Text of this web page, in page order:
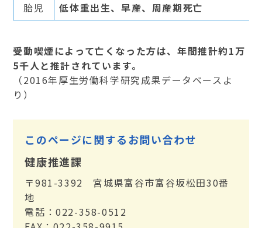
胎児
低体重出生、早産、周産期死亡
受動喫煙によって亡くなった方は、年間推計約1万
5千人と推計されています。
（2016年厚生労働科学研究成果データベースよ
り）
このページに関するお問い合わせ
健康推進課
〒981-3392 宮城県富谷市富谷坂松田30番
地
電話：022-358-0512